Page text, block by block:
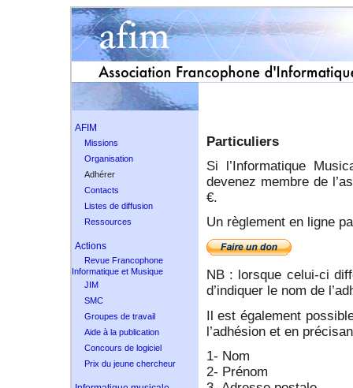
AFIM
Missions
Organisation
Adhérer
Contacts
Listes de diffusion
Ressources
Actions
Revue Francophone
Informatique et Musique
JIM
SMC
Groupes de travail
Aide à la publication
Concours de logiciel
Prix du jeune chercheur
Particuliers
Si l’Informatique
devenez membre de
€.
Un règlement en ligne
NB : lorsque celui-ci
d’indiquer le nom de
Il est également
l’adhésion et en
1- Nom
2- Prénom